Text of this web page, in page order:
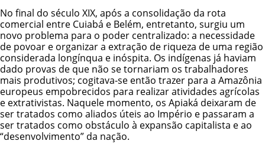
No final do século XIX, após a consolidação da rota
comercial entre Cuiabá e Belém, entretanto, surgiu um
novo problema para o poder centralizado: a necessidade
de povoar e organizar a extração de riqueza de uma região
considerada longínqua e inóspita. Os indígenas já haviam
dado provas de que não se tornariam os trabalhadores
mais produtivos; cogitava-se então trazer para a Amazônia
europeus empobrecidos para realizar atividades agrícolas
e extrativistas. Naquele momento, os Apiaká deixaram de
ser tratados como aliados úteis ao Império e passaram a
ser tratados como obstáculo à expansão capitalista e ao
“desenvolvimento” da nação.